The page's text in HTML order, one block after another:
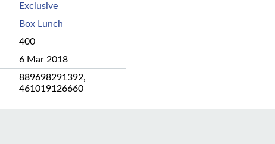
Exclusive
Box Lunch
400
6 Mar 2018
889698291392,
461019126660